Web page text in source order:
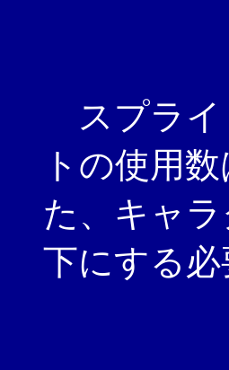
スプライ
トの使用
た、キャ
下にする